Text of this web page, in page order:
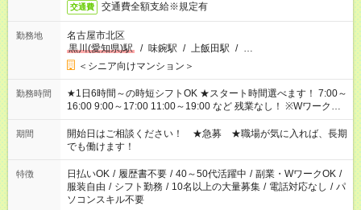
交通費 交通費全額支給※規定有
勤務地
名古屋市北区
黒川(愛知県)駅
/ 味鋺駅 / 上飯田駅 / …
＜シニア向けマンション＞
勤務時間
★1日6時間～の時短シフトOK ★スタート時間選べます！ 7:00～
16:00 9:00～17:00 11:00～19:00 など 残業なし！ ※Wワークの
場合、他のお仕事と合わせ週40時間超の就業はご案内できませ
ん ※法令に基づき、週20時間以上勤務は社会保険への加入対象
となります ※労働者派遣法（日雇い派遣の原則禁止）により、
短時間・短期間の就業はご案内が難しい場合があります
期間
開始日はご相談ください！ ★急募 ★職場が気に入れば、長期
でも働けます！
特徴 日払いOK / 履歴書不要 / 40～50代活躍中 / 副業・WワークOK /
服装自由 / シフト勤務 / 10名以上の大量募集 / 電話対応なし / パ
ソコンスキル不要